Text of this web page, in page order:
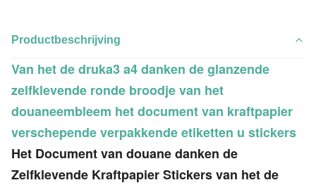
Productbeschrijving
Van het de druka3 a4 danken de glanzende
zelfklevende ronde broodje van het
douaneembleem het document van kraftpapier
verschepende verpakkende etiketten u stickers
Het Document van douane danken de
Zelfklevende Kraftpapier Stickers van het de